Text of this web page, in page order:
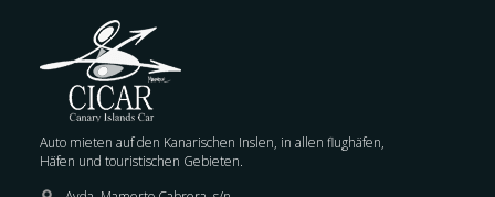
Auto mieten auf den Kanarischen Inslen, in allen flughäfen,
Häfen und touristischen Gebieten.